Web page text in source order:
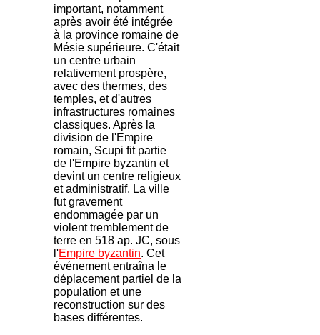
important, notamment
après avoir été intégrée
à la province romaine de
Mésie supérieure. C'était
un centre urbain
relativement prospère,
avec des thermes, des
temples, et d'autres
infrastructures romaines
classiques. Après la
division de l'Empire
romain, Scupi fit partie
de l'Empire byzantin et
devint un centre religieux
et administratif. La ville
fut gravement
endommagée par un
violent tremblement de
terre en 518 ap. JC, sous
l'Empire byzantin. Cet
événement entraîna le
déplacement partiel de la
population et une
reconstruction sur des
bases différentes.